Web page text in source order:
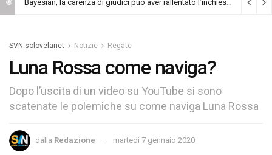
Bayesian, la carenza di giudici può aver rallentato l’inchiesta (Cronaca)
SVN solovelanet Notizie Regate
Luna Rossa come naviga?
Dopo l’uscita di un video su YouTube si sono
scatenate le polemiche su come naviga Luna Rossa
dalla Redazione martedì 7 gennaio 2020